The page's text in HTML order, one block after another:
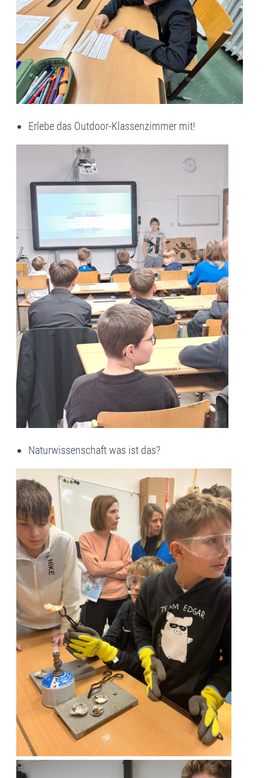
Erlebe das Outdoor-Klassenzimmer mit!
Naturwissenschaft was ist das?